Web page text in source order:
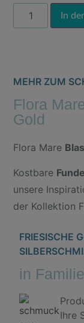
In
MEHR ZUM
Flora
Gold
Flora Mare
Kostbare
unsere
der Kollektion
FRIESISCHE
in
Ihre